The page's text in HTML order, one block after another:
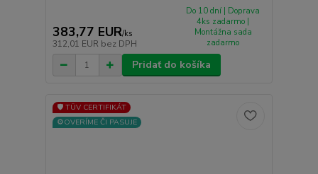
383,77 EUR/ks
312,01 EUR bez DPH
Do 10 dní | Doprava
4ks zadarmo |
Montážna sada
zadarmo
Pridať do košíka
🛡️ TÜV CERTIFIKÁT
⚙️OVERÍME ČI PASUJE